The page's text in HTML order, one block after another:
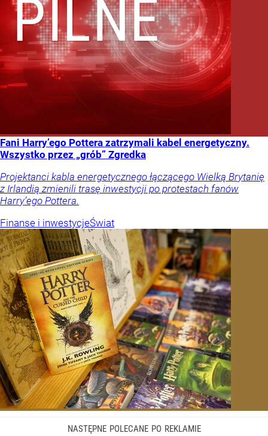
Fani Harry’ego Pottera zatrzymali kabel energetyczny.
Wszystko przez „grób” Zgredka
Projektanci kabla energetycznego łączącego Wielką Brytanię
z Irlandią zmienili trasę inwestycji po protestach fanów
Harry’ego Pottera.
Finanse i inwestycjeŚwiat